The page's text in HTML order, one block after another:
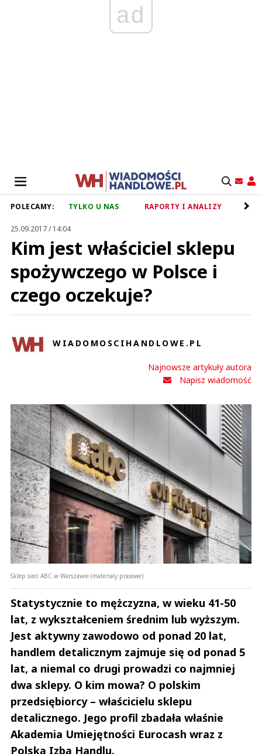
ad
POLECAMY: TYLKO U NAS RAPORTY I ANALIZY
25.09.2017 / 14:04
Kim jest właściciel sklepu
spożywczego w Polsce i
czego oczekuje?
WIADOMOSCIHANDLOWE.PL
Najnowsze artykuły autora
Napisz wiadomość
Sklep sieci ABC w Warszawie (materiały prasowe)
Statystycznie to mężczyzna, w wieku 41-50
lat, z wykształceniem średnim lub wyższym.
Jest aktywny zawodowo od ponad 20 lat,
handlem detalicznym zajmuje się od ponad 5
lat, a niemal co drugi prowadzi co najmniej
dwa sklepy. O kim mowa? O polskim
przedsiębiorcy – właścicielu sklepu
detalicznego. Jego profil zbadała właśnie
Akademia Umiejętności Eurocash wraz z
Polską Izbą Handlu.